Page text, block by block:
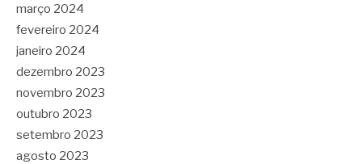
março 2024
fevereiro 2024
janeiro 2024
dezembro 2023
novembro 2023
outubro 2023
setembro 2023
agosto 2023